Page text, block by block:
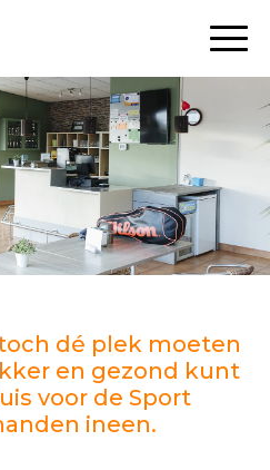
dé plek moeten
en gezond kunt
voor de Sport
ineen.